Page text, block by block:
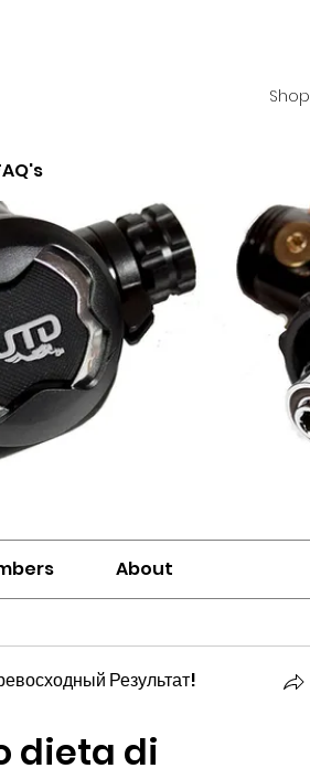
Shop
About
Результат!
dieta di